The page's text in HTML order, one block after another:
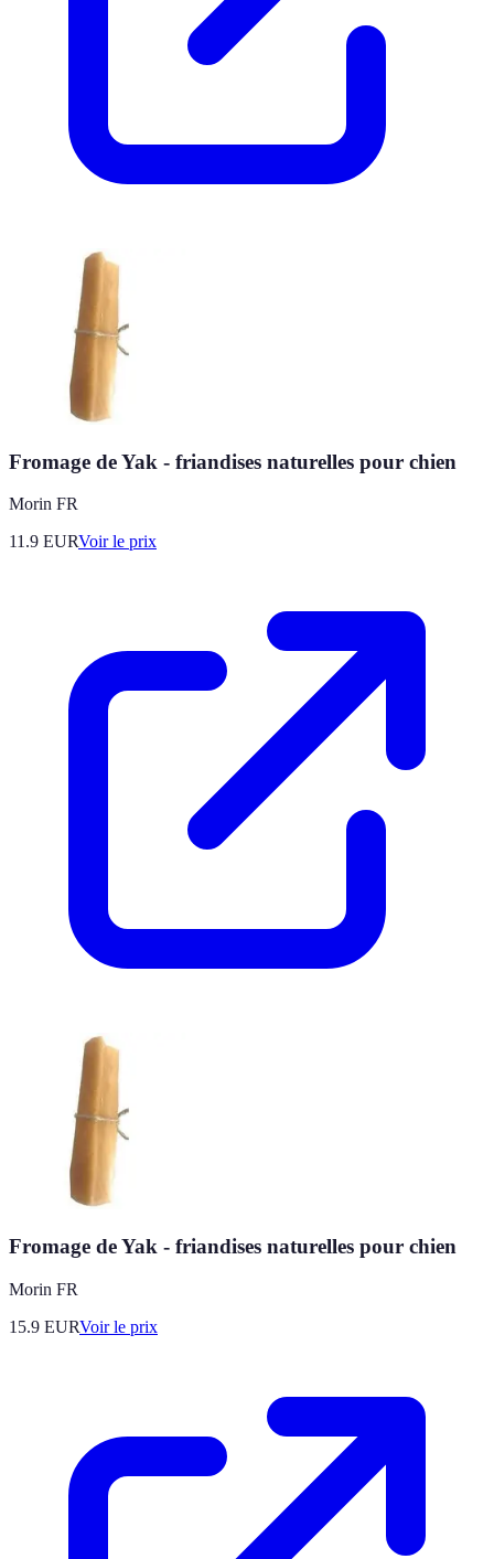
Fromage de Yak - friandises naturelles pour chien
Morin FR
11.9 EURVoir le prix
Fromage de Yak - friandises naturelles pour chien
Morin FR
15.9 EURVoir le prix